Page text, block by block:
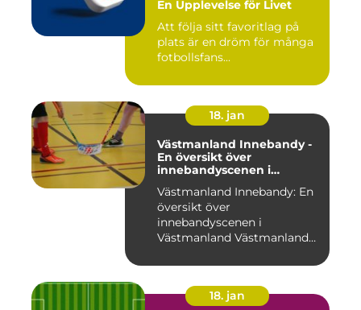
En Upplevelse för Livet
Att följa sitt favoritlag på
plats är en dröm för många
fotbollsfans...
18. jan
Västmanland Innebandy -
En översikt över
innebandyscenen i
Västmanland Innebandy: En
översikt över
innebandyscenen i
Västmanland Västmanland
18. jan